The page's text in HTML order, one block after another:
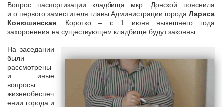
Вопрос паспортизации кладбища мкр. Донской пояснила
и.о.первого заместителя главы Администрации города Лариса
Конюшинская . Коротко – с 1 июня нынешнего года
захоронения на существующем кладбище будут законны.
На заседании
были
рассмотрены
и иные
вопросы
жизнеобеспеч
ении города и